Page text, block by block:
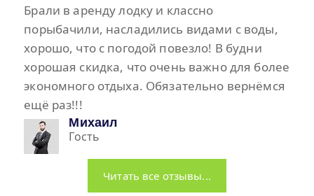
Брали в аренду лодку и классно
порыбачили, насладились видами с воды,
хорошо, что с погодой повезло! В будни
хорошая скидка, что очень важно для более
экономного отдыха. Обязательно вернёмся
ещё раз!!!
Михаил
Гость
Читать все отзывы...